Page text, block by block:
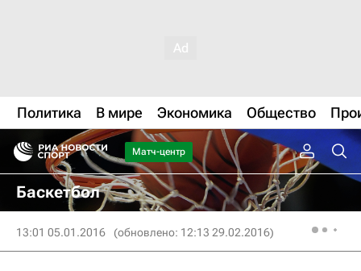
Политика В мире Экономика Общество
Матч-центр
Баскетбол
13:01 05.01.2016 (обновлено: 12:13 29.02.2016)